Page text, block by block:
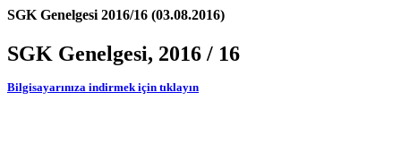
SGK Genelgesi 2016/16 (03.08.2016)
SGK Genelgesi, 2016 / 16
Bilgisayarınıza indirmek için tıklayın